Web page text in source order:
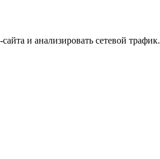
и анализировать сетевой трафик.